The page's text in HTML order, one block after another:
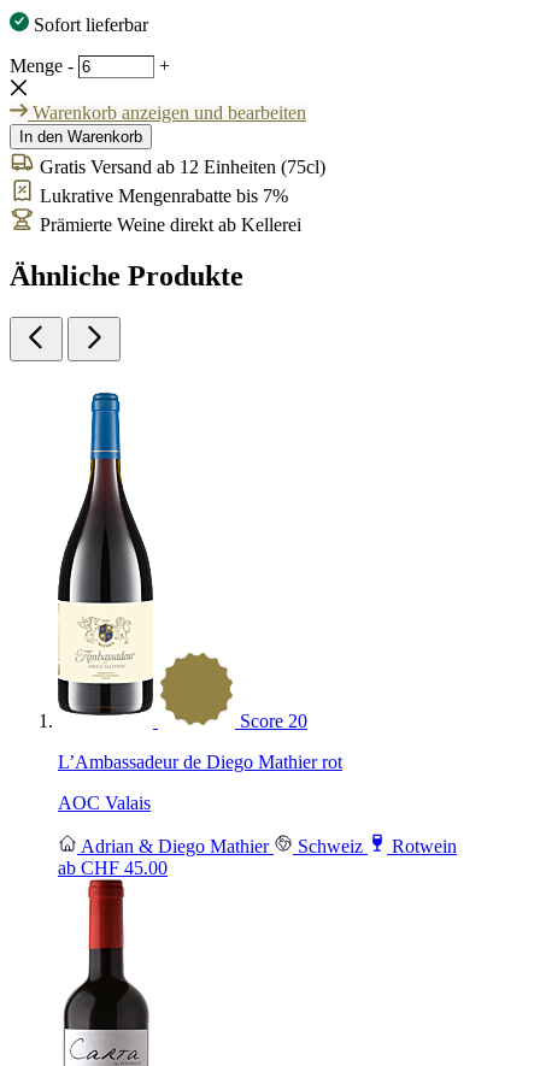
Sofort lieferbar
Menge - +
Warenkorb anzeigen und bearbeiten
In den Warenkorb
Gratis Versand ab 12 Einheiten (75cl)
Lukrative Mengenrabatte bis 7%
Prämierte Weine direkt ab Kellerei
Ähnliche Produkte
Score 20
L’Ambassadeur de Diego Mathier rot
AOC Valais
Adrian & Diego Mathier Schweiz
Rotwein
ab CHF 45.00